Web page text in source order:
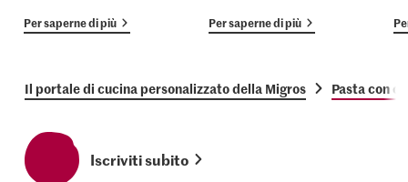
Per saperne di più Per saperne di più
Il portale di cucina personalizzato della Migros Pasta con
Iscriviti subito